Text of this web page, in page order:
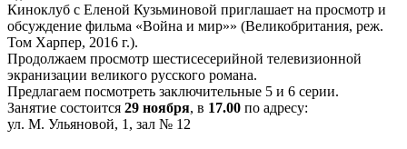
Киноклуб с Еленой Кузьминовой приглашает на просмотр и
обсуждение фильма «Война и мир»» (Великобритания, реж.
Том Харпер, 2016 г.).
Продолжаем просмотр шестисесерийной телевизионной
экранизации великого русского романа.
Предлагаем посмотреть заключительные 5 и 6 серии.
Занятие состоится 29 ноября, в 17.00 по адресу:
ул. М. Ульяновой, 1, зал № 12